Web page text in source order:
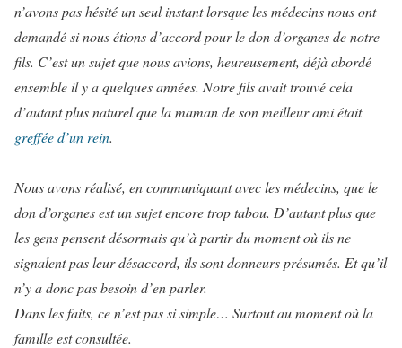
n’avons pas hésité un seul instant lorsque les médecins nous ont
demandé si nous étions d’accord pour le don d’organes de notre
fils. C’est un sujet que nous avions, heureusement, déjà abordé
ensemble il y a quelques années. Notre fils avait trouvé cela
d’autant plus naturel que la maman de son meilleur ami était
greffée d’un rein.
Nous avons réalisé, en communiquant avec les médecins, que le
don d’organes est un sujet encore trop tabou. D’autant plus que
les gens pensent désormais qu’à partir du moment où ils ne
signalent pas leur désaccord, ils sont donneurs présumés. Et qu’il
n’y a donc pas besoin d’en parler.
Dans les faits, ce n’est pas si simple… Surtout au moment où la
famille est consultée.